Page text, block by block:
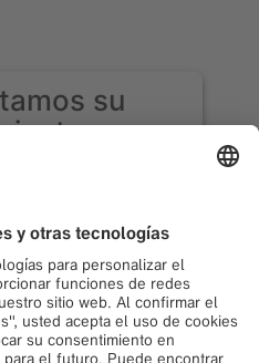
su
para
servicio
para incrustar
recopilar datos sobre
revise los detalles y
ver este contenido.